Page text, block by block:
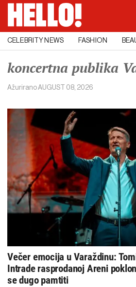
CELEBRITY NEWS FASHION
koncertna publika
AžuriranoAUGUST 08, 2026
Večer emocija u Varaždinu:
Intrade rasprodanoj Areni
se dugo pamtiti